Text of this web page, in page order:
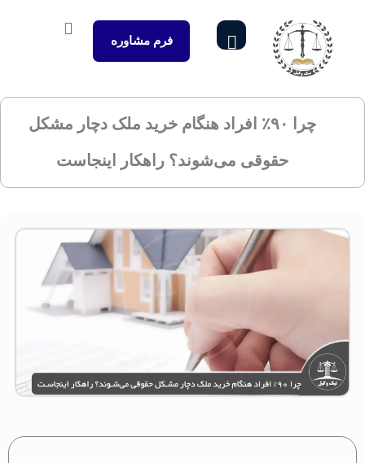
فرم مشاوره
چرا ۹۰٪ افراد هنگام خرید ملک دچار مشکل
حقوقی می‌شوند؟ راهکار اینجاست